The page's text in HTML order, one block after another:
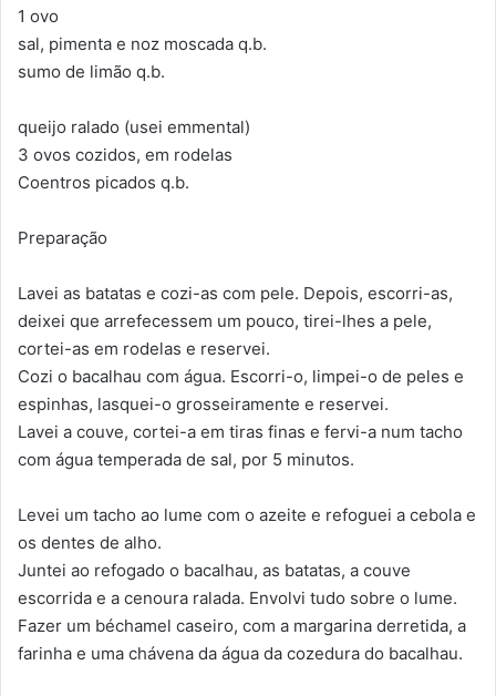
1 ovo
sal, pimenta e noz moscada q.b.
sumo de limão q.b.
queijo ralado (usei emmental)
3 ovos cozidos, em rodelas
Coentros picados q.b.
Preparação
Lavei as batatas e cozi-as com pele. Depois, escorri-as,
deixei que arrefecessem um pouco, tirei-lhes a pele,
cortei-as em rodelas e reservei.
Cozi o bacalhau com água. Escorri-o, limpei-o de peles e
espinhas, lasquei-o grosseiramente e reservei.
Lavei a couve, cortei-a em tiras finas e fervi-a num tacho
com água temperada de sal, por 5 minutos.
Levei um tacho ao lume com o azeite e refoguei a cebola e
os dentes de alho.
Juntei ao refogado o bacalhau, as batatas, a couve
escorrida e a cenoura ralada. Envolvi tudo sobre o lume.
Fazer um béchamel caseiro, com a margarina derretida, a
farinha e uma chávena da água da cozedura do bacalhau.